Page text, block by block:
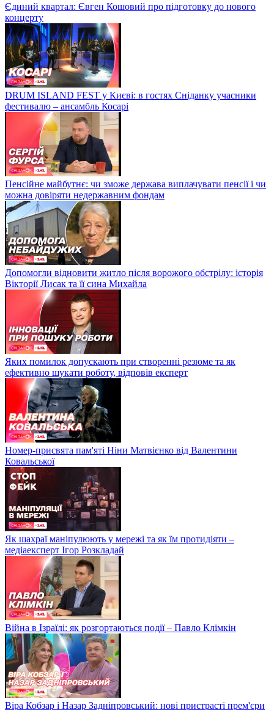
Єдиний квартал: Євген Кошовий про підготовку до нового
концерту
DRUM ISLAND FEST у Києві: в гостях Сніданку учасники
фестивалю – ансамбль Косарі
Пенсійне майбутнє: чи зможе держава виплачувати пенсії і чи
можна довіряти недержавним фондам
Допомогли відновити житло після ворожого обстрілу: історія
Вікторії Лисак та її сина Михайла
Яких помилок допускають при створенні резюме та як
ефективно шукати роботу, відповів експерт
Номер-присвята пам'яті Ніни Матвієнко від Валентини
Ковальської
Як шахраї маніпулюють у мережі та як їм протидіяти –
медіаексперт Ігор Розкладай
Війна в Ізраїлі: як розгортаються події – Павло Клімкін
Віра Кобзар і Назар Задніпровський: нові пристрасті прем'єри